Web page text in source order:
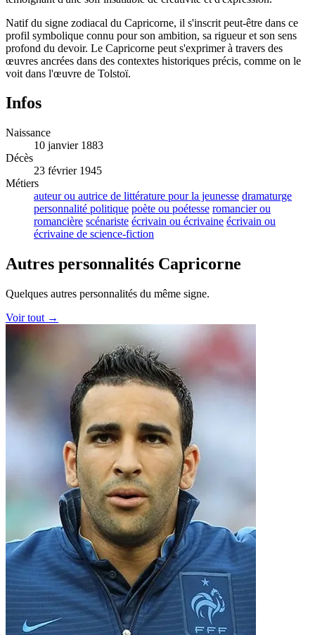
Natif du signe zodiacal du Capricorne, il s'inscrit peut-être dans ce
profil symbolique connu pour son ambition, sa rigueur et son sens
profond du devoir. Le Capricorne peut s'exprimer à travers des
œuvres ancrées dans des contextes historiques précis, comme on le
voit dans l'œuvre de Tolstoï.
Infos
Naissance
10 janvier 1883
Décès
23 février 1945
Métiers
auteur ou autrice de littérature pour la jeunesse dramaturge
personnalité politique poète ou poétesse romancier ou
romancière scénariste écrivain ou écrivaine écrivain ou
écrivaine de science-fiction
Autres personnalités Capricorne
Quelques autres personnalités du même signe.
Voir tout →